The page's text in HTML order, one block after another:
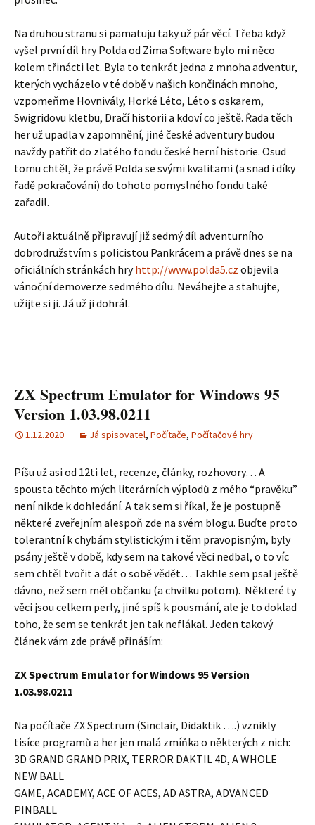
Na druhou stranu si pamatuju taky už pár věcí. Třeba když
vyšel první díl hry Polda od Zima Software bylo mi něco
kolem třinácti let. Byla to tenkrát jedna z mnoha adventur,
kterých vycházelo v té době v našich končinách mnoho,
vzpomeňme Hovnivály, Horké Léto, Léto s oskarem,
Swigridovu kletbu, Dračí historii a kdoví co ještě. Řada těch
her už upadla v zapomnění, jiné české adventury budou
navždy patřit do zlatého fondu české herní historie. Osud
tomu chtěl, že právě Polda se svými kvalitami (a snad i díky
řadě pokračování) do tohoto pomyslného fondu také
zařadil.
Autoři aktuálně připravují již sedmý díl adventurního
dobrodružstvím s policistou Pankrácem a právě dnes se na
oficiálních stránkách hryhttp://www.polda5.cz objevila
vánoční demoverze sedmého dílu. Neváhejte a stahujte,
užijte si ji. Já už ji dohrál.
ZX Spectrum Emulator for Windows 95
Version 1.03.98.0211
1.12.2020 Já spisovatel, Počítače, Počítačové hry
Píšu už asi od 12ti let, recenze, články, rozhovory… A
spousta těchto mých literárních výplodů z mého “pravěku”
není nikde k dohledání. A tak sem si říkal, že je postupně
některé zveřejním alespoň zde na svém blogu. Buďte proto
tolerantní k chybám stylistickým i těm pravopisným, byly
psány ještě v době, kdy sem na takové věci nedbal, o to víc
sem chtěl tvořit a dát o sobě vědět… Takhle sem psal ještě
dávno, než sem měl občanku (a chvilku potom). Některé ty
věci jsou celkem perly, jiné spíš k pousmání, ale je to doklad
toho, že sem se tenkrát jen tak neflákal. Jeden takový
článek vám zde právě přináším:
ZX Spectrum Emulator for Windows 95 Version
1.03.98.0211
Na počítače ZX Spectrum (Sinclair, Didaktik ….) vznikly
tisíce programů a her jen malá zmíňka o některých z nich:
3D GRAND GRAND PRIX, TERROR DAKTIL 4D, A WHOLE
NEW BALL
GAME, ACADEMY, ACE OF ACES, AD ASTRA, ADVANCED
PINBALL